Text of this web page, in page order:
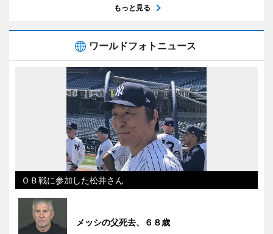
もっと見る
ワールドフォトニュース
ＯＢ戦に参加した松井さん
メッシの父死去、６８歳